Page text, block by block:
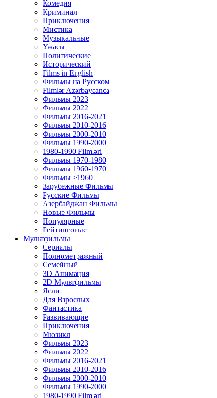
Комедия
Криминал
Приключения
Мистика
Музыкальные
Ужасы
Политические
Исторический
Films in English
Фильмы на Русском
Filmlər Azərbaycanca
Фильмы 2023
Фильмы 2022
Фильмы 2016-2021
Фильмы 2010-2016
Фильмы 2000-2010
Фильмы 1990-2000
1980-1990 Filmləri
Фильмы 1970-1980
Фильмы 1960-1970
Фильмы >1960
Зарубежные Фильмы
Русские Фильмы
Азербайджан Фильмы
Новые Фильмы
Популярные
Рейтинговые
Мультфильмы
Сериалы
Полнометражный
Семейный
3D Анимация
2D Мультфильмы
Ясли
Для Взрослых
Фантастика
Развивающие
Приключения
Мюзикл
Фильмы 2023
Фильмы 2022
Фильмы 2016-2021
Фильмы 2010-2016
Фильмы 2000-2010
Фильмы 1990-2000
1980-1990 Filmləri